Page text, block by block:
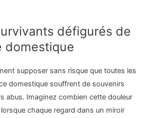
défigurés de
domestique
supposer sans risque que toutes les
domestique souffrent de souvenirs
abus. Imaginez combien cette douleur
chaque regard dans un miroir